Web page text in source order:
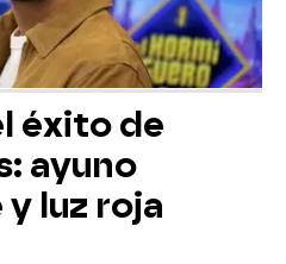
éxito de
ayuno
luz roja